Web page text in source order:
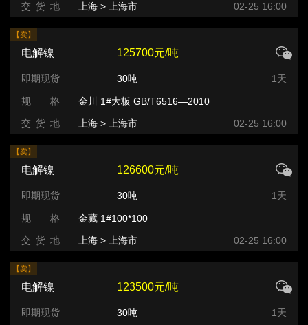
交 货 地
上海 > 上海市 02-25 16:00
【卖】
电解镍 125700元/吨
即期现货 30吨 1天
规 格
金川 1#大板 GB/T6516—2010
交 货 地
上海 > 上海市 02-25 16:00
【卖】
电解镍 126600元/吨
即期现货 30吨 1天
规 格
金藏 1#100*100
交 货 地
上海 > 上海市 02-25 16:00
【卖】
电解镍 123500元/吨
即期现货 30吨 1天